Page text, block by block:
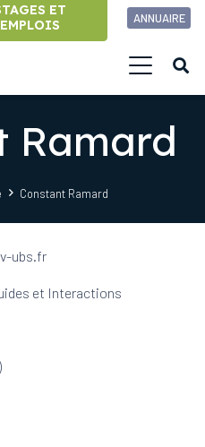
ET
EMPLOIS
ANNUAIRE
Ramard
Constant Ramard
ubs.fr
et Interactions